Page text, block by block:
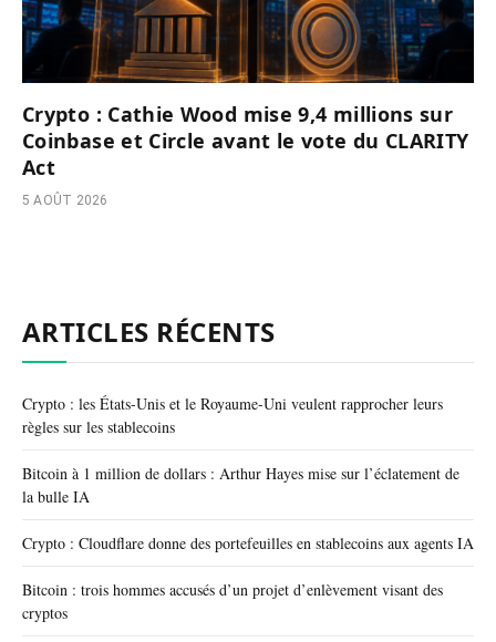
Crypto : Cathie Wood mise 9,4 millions sur
Coinbase et Circle avant le vote du CLARITY
Act
5 AOÛT 2026
ARTICLES RÉCENTS
Crypto : les États-Unis et le Royaume-Uni veulent rapprocher leurs
règles sur les stablecoins
Bitcoin à 1 million de dollars : Arthur Hayes mise sur l’éclatement de
la bulle IA
Crypto : Cloudflare donne des portefeuilles en stablecoins aux agents IA
Bitcoin : trois hommes accusés d’un projet d’enlèvement visant des
cryptos